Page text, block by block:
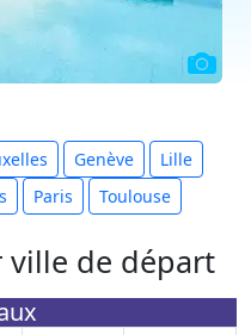
Genève
Lille
Paris Toulouse
de départ